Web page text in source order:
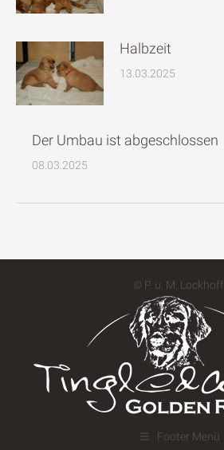
Halbzeit
13.03.2025
Der Umbau ist abgeschlossen
08.03.2025
© P. u. M. Lockhoff
Footer Menü